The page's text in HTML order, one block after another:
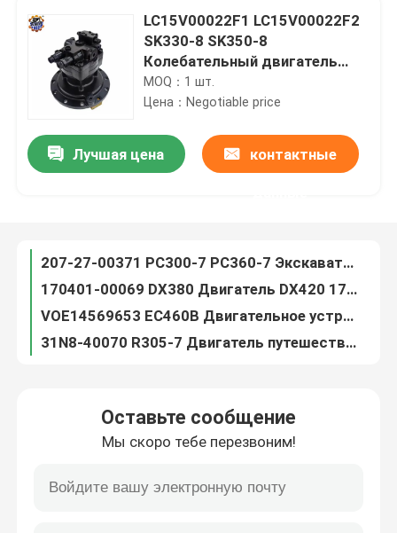
Дом
Продукты
О нас
Свяжитесь мы
Новости
Спросите цитату
LC15V00022F1 LC15V00022F2
SK330-8 SK350-8
Колебательный двигатель
M5X180CHB Колебательный
прибор
MOQ：1 шт.
Цена：Negotiable price
Лучшая цена контактные
9180731 ZX120-6 Двигатель 9181123 Конечный привод для экскаватора с ползучим двигателем
9256989 Двигатель 9243839 ZX250-3 ZX240-3 Двигатель Assy
9233692 Устройство для передвижения 9261222 Мотор последнего привода для ZX200-3 ZX200-5G ZX210-5G
GM60VA Двигатель путешествия LC15V00023F2R SK330-8 LC15V00023F2C Финальный привод Assy
Оставьте сообщение
Мы скоро тебе перезвоним!